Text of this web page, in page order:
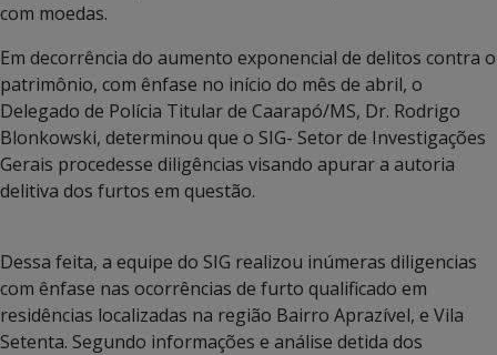
com moedas.
Em decorrência do aumento exponencial de delitos contra o
patrimônio, com ênfase no início do mês de abril, o
Delegado de Polícia Titular de Caarapó/MS, Dr. Rodrigo
Blonkowski, determinou que o SIG- Setor de Investigações
Gerais procedesse diligências visando apurar a autoria
delitiva dos furtos em questão.
Dessa feita, a equipe do SIG realizou inúmeras diligencias
com ênfase nas ocorrências de furto qualificado em
residências localizadas na região Bairro Aprazível, e Vila
Setenta. Segundo informações e análise detida dos